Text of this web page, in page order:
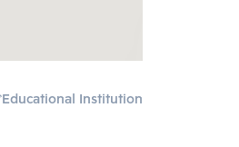
Educational Institution